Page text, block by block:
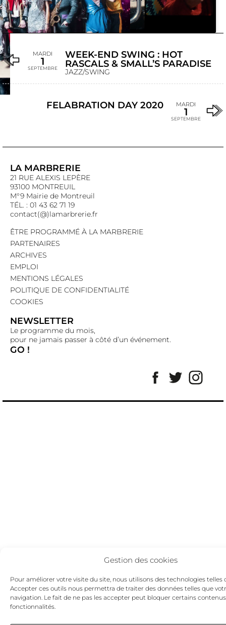
Gestion des cookies
Pour améliorer votre visite du site, nous utilisons des technologies telles
Accepter ces outils nous permettra de traiter des données telles que
navigation. Le fait de ne pas les accepter peut bloquer certains
fonctionnalités.
MARDI
1
SEPTEMBRE
WEEK-END SWING : HOT
RASCALS & SMALL’S PARADISE
JAZZ/SWING
FELABRATION DAY 2020 MARDI
1
SEPTEMBRE
LA MARBRERIE
21 RUE ALEXIS LEPÈRE
93100 MONTREUIL
M°9 Mairie de Montreuil
TÉL. : 01 43 62 71 19
contact(@)lamarbrerie.fr
ÊTRE PROGRAMMÉ À LA MARBRERIE
PARTENAIRES
ARCHIVES
EMPLOI
MENTIONS LÉGALES
POLITIQUE DE CONFIDENTIALITÉ
COOKIES
NEWSLETTER
Le programme du mois,
pour ne jamais passer à côté d’un événement.
GO !
Facebook
Twitter